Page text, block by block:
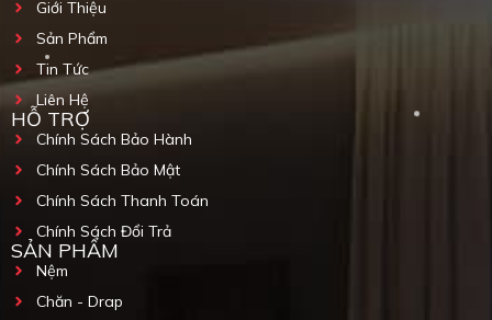
Giới Thiệu
Sản Phẩm
Tin Tức
Liên Hệ
HỖ TRỢ
Chính Sách Bảo Hành
Chính Sách Bảo Mật
Chính Sách Thanh Toán
Chính Sách Đổi Trả
SẢN PHẨM
Nệm
Chăn - Drap